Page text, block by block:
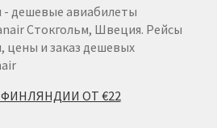
- дешевые авиабилеты
Стокгольм, Швеция. Рейсы
цены и заказ дешевых
ОТ €22